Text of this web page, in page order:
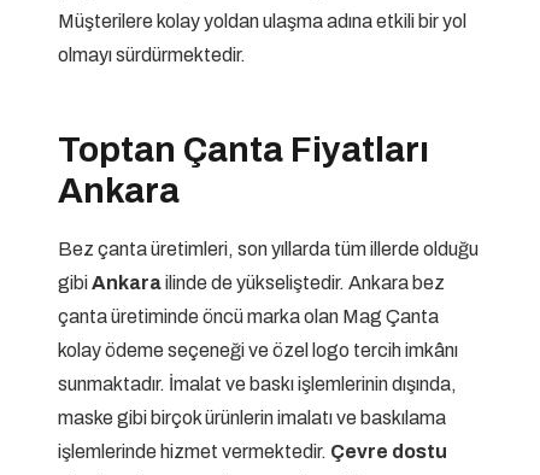
Müşterilere kolay yoldan ulaşma adına etkili bir yol
olmayı sürdürmektedir.
Toptan Çanta Fiyatları
Ankara
Bez çanta üretimleri, son yıllarda tüm illerde olduğu
gibiAnkarailinde de yükseliştedir. Ankara bez
çanta üretiminde öncü marka olan Mag Çanta
kolay ödeme seçeneği ve özel logo tercih imkânı
sunmaktadır. İmalat ve baskı işlemlerinin dışında,
maske gibi birçok ürünlerin imalatı ve baskılama
işlemlerinde hizmet vermektedir. Çevre dostu